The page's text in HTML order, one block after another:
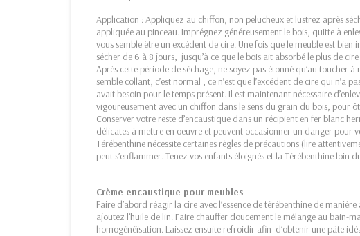
Application : Appliquez au chiffon, non pelucheux et lustrez après
appliquée au pinceau. Imprégnez généreusement le bois, quitte à
vous semble être un excédent de cire. Une fois que le meuble est
sécher de 6 à 8 jours, jusqu’à ce que le bois ait absorbé le plus de cire
Après cette période de séchage, ne soyez pas étonné qu’au toucher
semble collant, c’est normal ; ce n’est que l’excédent de cire qui n’a
avait besoin pour le temps présent. Il est maintenant nécessaire
vigoureusement avec un chiffon dans le sens du grain du bois, pour
Conserver votre reste d’encaustique dans un récipient en fer blanc
délicates à mettre en oeuvre et peuvent occasionner un danger pour
Térébenthine nécessite certaines règles de précautions (lire
peut s’enflammer. Tenez vos enfants éloignés et la Térébenthine loin
Crème encaustique pour meubles
Faire d’abord réagir la cire avec l’essence de térébenthine de
ajoutez l’huile de lin. Faire chauffer doucement le mélange au bain-
homogénéîsation. Laissez ensuite refroidir afin d’obtenir une pâte